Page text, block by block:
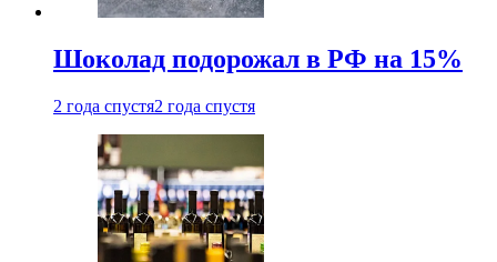
Шоколад подорожал в РФ на 15%
2 года спустя2 года спустя